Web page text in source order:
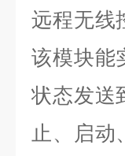
远程无线
该模块能
状态发送
止、启动